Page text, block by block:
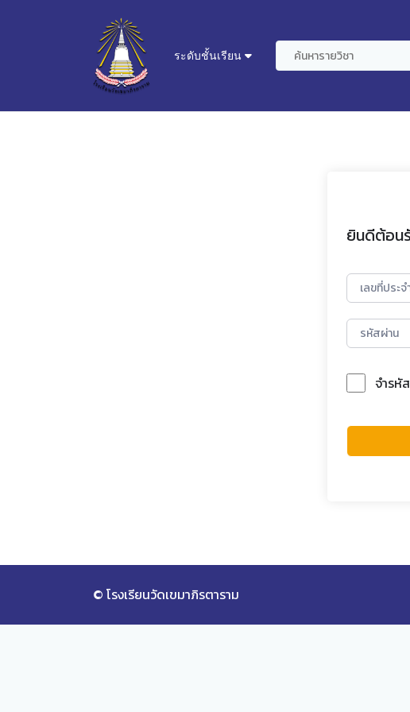
ระดับชั้นเรียน
ยินดีต้อน
จำรหั
© โรงเรียนวัดเขมาภิรตาราม